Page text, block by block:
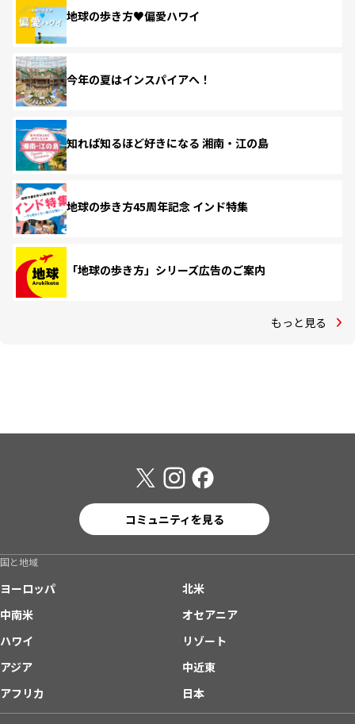
地球の歩き方♥偏愛ハワイ
今年の夏はインスパイアへ！
知れば知るほど好きになる 湘南・江の島
地球の歩き方45周年記念 インド特集
「地球の歩き方」シリーズ広告のご案内
もっと見る
コミュニティを見る
国と地域
ヨーロッパ
北米
中南米
オセアニア
ハワイ
リゾート
アジア
中近東
アフリカ
日本